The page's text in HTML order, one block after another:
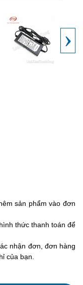
›
sản phẩm vào đơn
thức thanh toán để
nhận đơn, đơn hàng
của bạn.